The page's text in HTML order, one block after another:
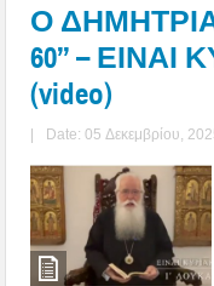
Ο
60’’ –
(video)
| Date: 05 Δεκεμβρίου,